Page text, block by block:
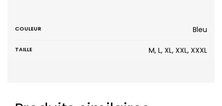
COULEUR Bleu
TAILLE M, L, XL, XXL, XXXL